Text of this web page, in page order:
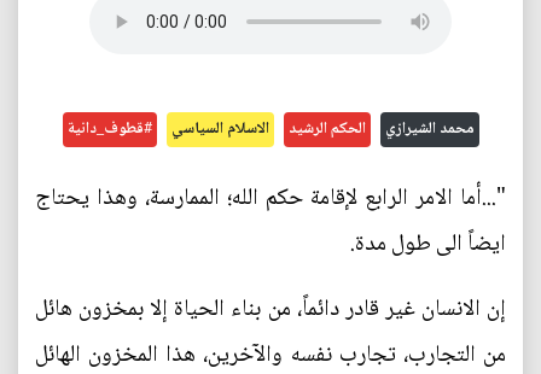
محمد الشيرازي الحكم الرشيد الاسلام السياسي #قطوف_دانية
"...أما الامر الرابع لإقامة حكم الله؛ الممارسة، وهذا يحتاج
ايضاً الى طول مدة.
إن الانسان غير قادر دائماً، من بناء الحياة إلا بمخزون هائل
من التجارب، تجارب نفسه والآخرين، هذا المخزون الهائل